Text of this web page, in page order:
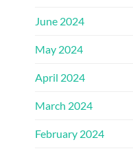
June 2024
May 2024
April 2024
March 2024
February 2024